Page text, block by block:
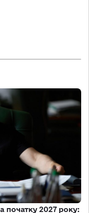
початку 2027 року: